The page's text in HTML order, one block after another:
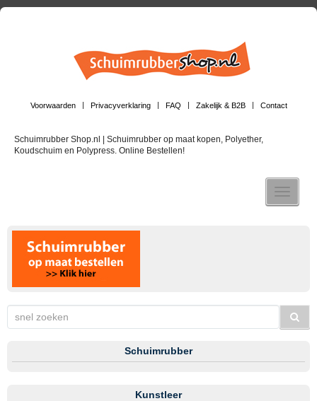
Voorwaarden Privacyverklaring FAQ Zakelijk & B2B Contact
Schuimrubber Shop.nl | Schuimrubber op maat kopen, Polyether,
Koudschuim en Polypress. Online Bestellen!
Toggle
Schuimrubber
Kunstleer